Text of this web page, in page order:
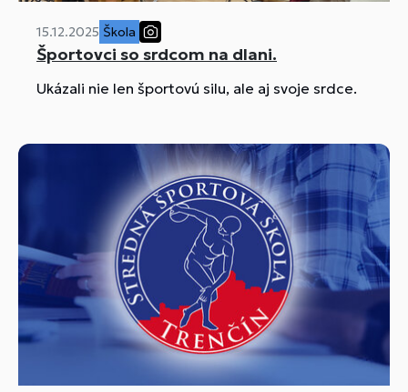
15.12.2025 Škola
Športovci so srdcom na dlani.
Ukázali nie len športovú silu, ale aj svoje srdce.